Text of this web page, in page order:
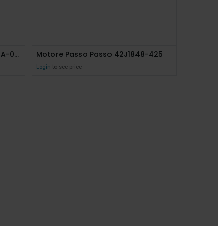
Motore Passo Passo P42-2H-1-A-040-4 Motore Passo Passo 42J1848-425
Login to see price